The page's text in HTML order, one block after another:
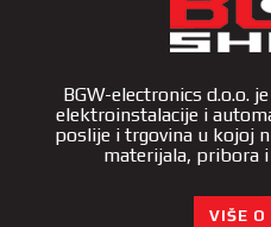
BGW-electronics d.o.o.
elektroinstalacije i
poslije i trgovina u kojoj
materijala, pribora
VIŠE O